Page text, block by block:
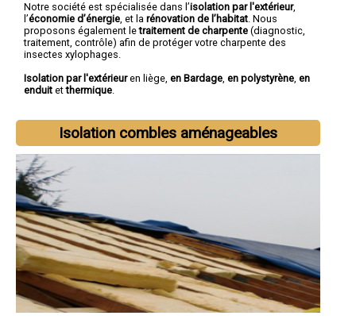
Notre société est spécialisée dans l’isolation par l'extérieur,
l’économie d’énergie, et la rénovation de l’habitat. Nous
proposons également letraitement de charpente (diagnostic,
traitement, contrôle) afin de protéger votre charpente des
insectes xylophages.
Isolation par l'extérieuren liège, en Bardage, en polystyrène, en
enduit etthermique.
Isolation combles aménageables